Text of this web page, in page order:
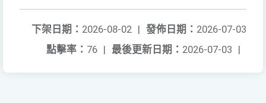
發佈日期： 2026-07-03
下架日期： 2026-08-02 |
最後更新日期： 2026-07-03 |
點擊率： 76 |